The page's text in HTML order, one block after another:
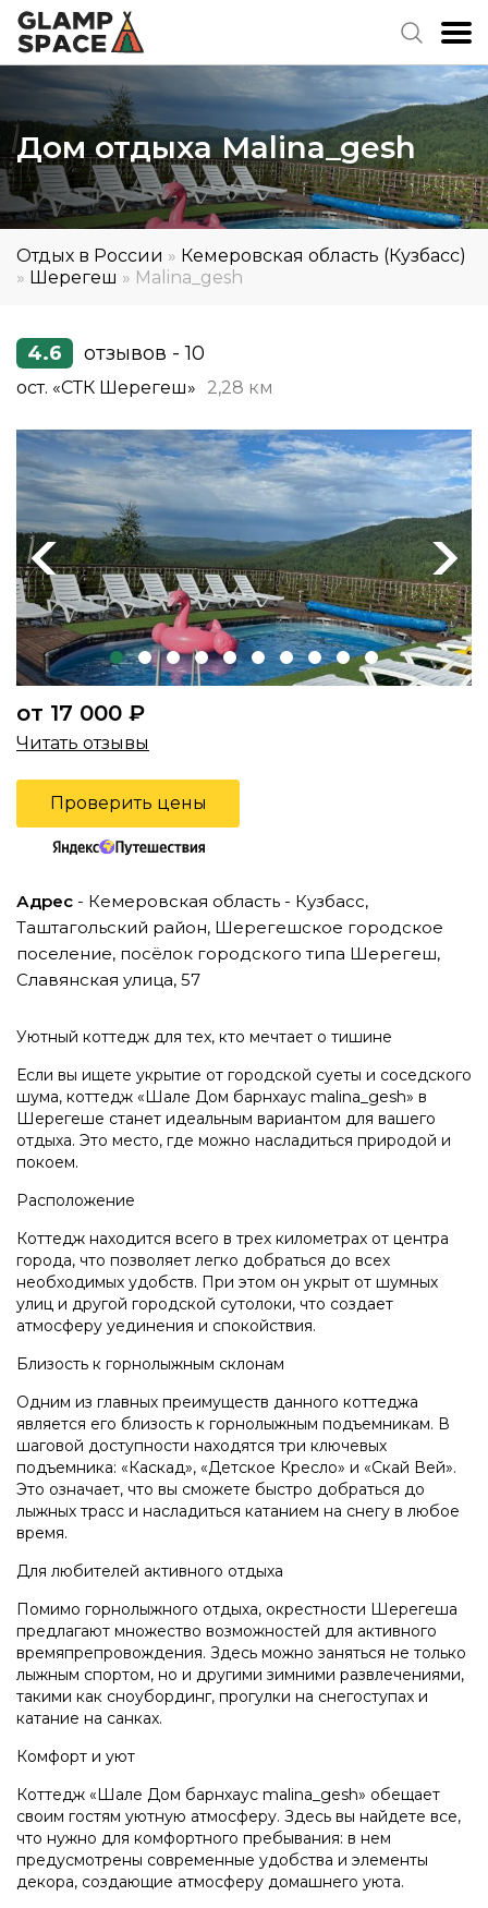
Дом отдыха Malina_gesh
Отдых в России » Кемеровская область (Кузбасс)
» Шерегеш » Malina_gesh
4.6 отзывов - 10
ост. «СТК Шерегеш» 2,28 км
Previous Next
от 17 000 ₽
Читать отзывы
Проверить цены
Адрес - Кемеровская область - Кузбасс,
Таштагольский район, Шерегешское городское
поселение, посёлок городского типа Шерегеш,
Славянская улица, 57
Уютный коттедж для тех, кто мечтает о тишине
Если вы ищете укрытие от городской суеты и соседского
шума, коттедж «Шале Дом барнхаус malina_gesh» в
Шерегеше станет идеальным вариантом для вашего
отдыха. Это место, где можно насладиться природой и
покоем.
Расположение
Коттедж находится всего в трех километрах от центра
города, что позволяет легко добраться до всех
необходимых удобств. При этом он укрыт от шумных
улиц и другой городской сутолоки, что создает
атмосферу уединения и спокойствия.
Близость к горнолыжным склонам
Одним из главных преимуществ данного коттеджа
является его близость к горнолыжным подъемникам. В
шаговой доступности находятся три ключевых
подъемника: «Каскад», «Детское Кресло» и «Скай Вей».
Это означает, что вы сможете быстро добраться до
лыжных трасс и насладиться катанием на снегу в любое
время.
Для любителей активного отдыха
Помимо горнолыжного отдыха, окрестности Шерегеша
предлагают множество возможностей для активного
времяпрепровождения. Здесь можно заняться не только
лыжным спортом, но и другими зимними развлечениями,
такими как сноубординг, прогулки на снегоступах и
катание на санках.
Комфорт и уют
Коттедж «Шале Дом барнхаус malina_gesh» обещает
своим гостям уютную атмосферу. Здесь вы найдете все,
что нужно для комфортного пребывания: в нем
предусмотрены современные удобства и элементы
декора, создающие атмосферу домашнего уюта.